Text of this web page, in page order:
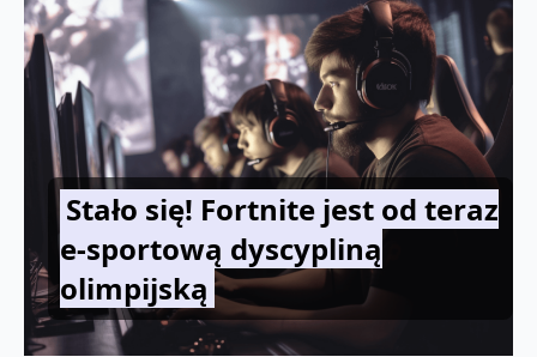
Stało się! Fortnite jest od teraz
e-sportową dyscypliną
olimpijską